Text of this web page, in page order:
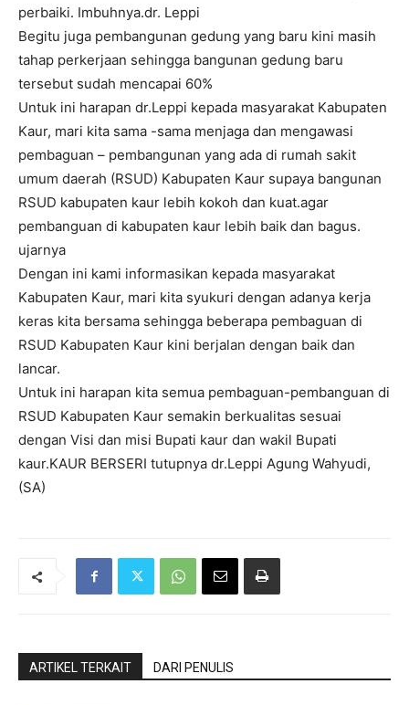
perbaiki. Imbuhnya.dr. Leppi
Begitu juga pembangunan gedung yang baru kini masih
tahap perkerjaan sehingga bangunan gedung baru
tersebut sudah mencapai 60%
Untuk ini harapan dr.Leppi kepada masyarakat Kabupaten
Kaur, mari kita sama -sama menjaga dan mengawasi
pembaguan – pembangunan yang ada di rumah sakit
umum daerah (RSUD) Kabupaten Kaur supaya bangunan
RSUD kabupaten kaur lebih kokoh dan kuat.agar
pembanguan di kabupaten kaur lebih baik dan bagus.
ujarnya
Dengan ini kami informasikan kepada masyarakat
Kabupaten Kaur, mari kita syukuri dengan adanya kerja
keras kita bersama sehingga beberapa pembaguan di
RSUD Kabupaten Kaur kini berjalan dengan baik dan
lancar.
Untuk ini harapan kita semua pembaguan-pembanguan di
RSUD Kabupaten Kaur semakin berkualitas sesuai
dengan Visi dan misi Bupati kaur dan wakil Bupati
kaur.KAUR BERSERI tutupnya dr.Leppi Agung Wahyudi,
(SA)
ARTIKEL TERKAIT DARI PENULIS